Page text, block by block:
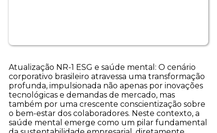
Atualização NR-1 ESG e saúde mental: O cenário
corporativo brasileiro atravessa uma transformação
profunda, impulsionada não apenas por inovações
tecnológicas e demandas de mercado, mas
também por uma crescente conscientização sobre
o bem-estar dos colaboradores. Neste contexto, a
saúde mental emerge como um pilar fundamental